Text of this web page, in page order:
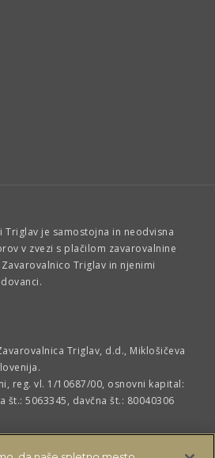
je samostojna in neodvisna
v zvezi s plačilom zavarovalnine
Triglav in njenimi
Triglav, d.d., Miklošičeva
reg. vl. 1/10687/00, osnovni kapital:
št.: 5063345, davčna št.: 80040306